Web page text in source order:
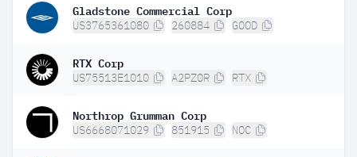
Gladstone Commercial Corp
US3765361080 260884 GOOD
RTX Corp
US75513E1010 A2PZ0R RTX
Northrop Grumman Corp
US6668071029 851915 NOC